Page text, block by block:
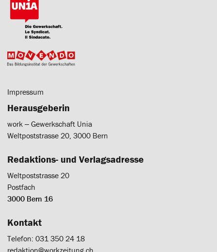
Impressum
Herausgeberin
work ‒ Gewerkschaft Unia
Weltpoststrasse 20, 3000 Bern
Redaktions- und Verlagsadresse
Weltpoststrasse 20
Postfach
3000 Bern 16
Kontakt
Telefon: 031 350 24 18